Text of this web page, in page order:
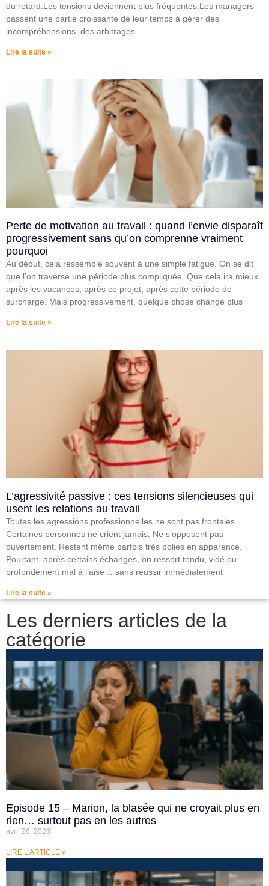
du retard.Les tensions deviennent plus fréquentes.Les managers
passent une partie croissante de leur temps à gérer des
incompréhensions, des arbitrages
Lire la suite »
Perte de motivation au travail : quand l’envie disparaît
progressivement sans qu’on comprenne vraiment
pourquoi
Au début, cela ressemble souvent à une simple fatigue. On se dit
que l’on traverse une période plus compliquée. Que cela ira mieux
après les vacances, après ce projet, après cette période de
surcharge. Mais progressivement, quelque chose change plus
Lire la suite »
L’agressivité passive : ces tensions silencieuses qui
usent les relations au travail
Toutes les agressions professionnelles ne sont pas frontales.
Certaines personnes ne crient jamais. Ne s’opposent pas
ouvertement. Restent même parfois très polies en apparence.
Pourtant, après certains échanges, on ressort tendu, vidé ou
profondément mal à l’aise… sans réussir immédiatement
Lire la suite »
Les derniers articles de la
catégorie
Episode 15 – Marion, la blasée qui ne croyait plus en
rien… surtout pas en les autres
avril 26, 2026
LIRE L'ARTICLE »